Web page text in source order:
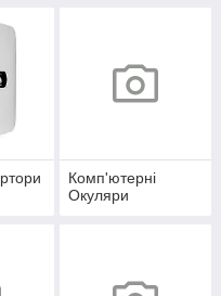
Комп'ютерні
Окуляри